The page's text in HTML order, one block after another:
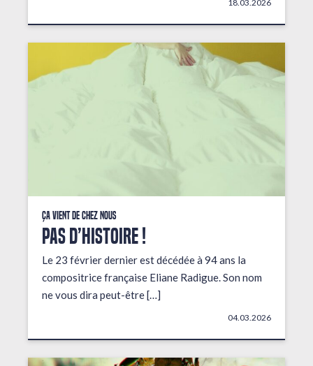
18.03.2026
Ça vient de chez nous
PAS D’HISTOIRE !
Le 23 février dernier est décédée à 94 ans la
compositrice française Eliane Radigue. Son nom
ne vous dira peut-être […]
04.03.2026